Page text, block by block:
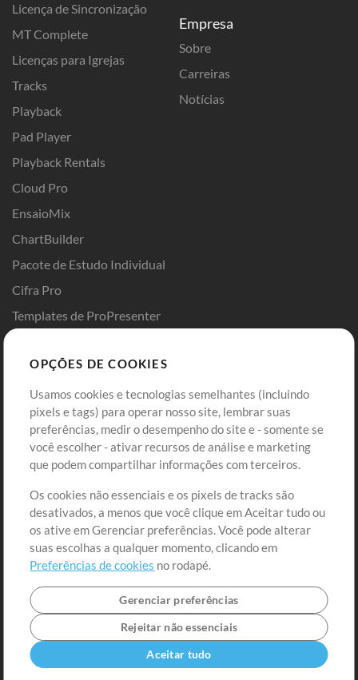
Licença de Sincronização
MT Complete
Licenças para Igrejas
Tracks
Playback
Pad Player
Playback Rentals
Cloud Pro
EnsaioMix
ChartBuilder
Pacote de Estudo Individual
Cifra Pro
Templates de ProPresenter
Empresa
Sobre
Carreiras
Notícias
Comprar Créditos
Conteúdo Grátis
Solicite uma Música
Extras
Sessões
Envie seu conteúdo
Playlist
MT Conference
Entre
Cadastre-se
Ir ao carrinho
OPÇÕES DE COOKIES
Usamos cookies e tecnologias semelhantes (incluindo
pixels e tags) para operar nosso site, lembrar suas
preferências, medir o desempenho do site e - somente se
você escolher - ativar recursos de análise e marketing
que podem compartilhar informações com terceiros.
Os cookies não essenciais e os pixels de tracks são
desativados, a menos que você clique em Aceitar tudo ou
os ative em Gerenciar preferências. Você pode alterar
suas escolhas a qualquer momento, clicando em
Preferências de cookies no rodapé.
Gerenciar preferências
Rejeitar não essenciais
Aceitar tudo